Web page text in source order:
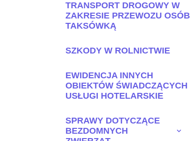
TRANSPORT DROGOWY W
ZAKRESIE PRZEWOZU OSÓB
TAKSÓWKĄ
SZKODY W ROLNICTWIE
EWIDENCJA INNYCH
OBIEKTÓW ŚWIADCZĄCYCH
USŁUGI HOTELARSKIE
SPRAWY DOTYCZĄCE
BEZDOMNYCH